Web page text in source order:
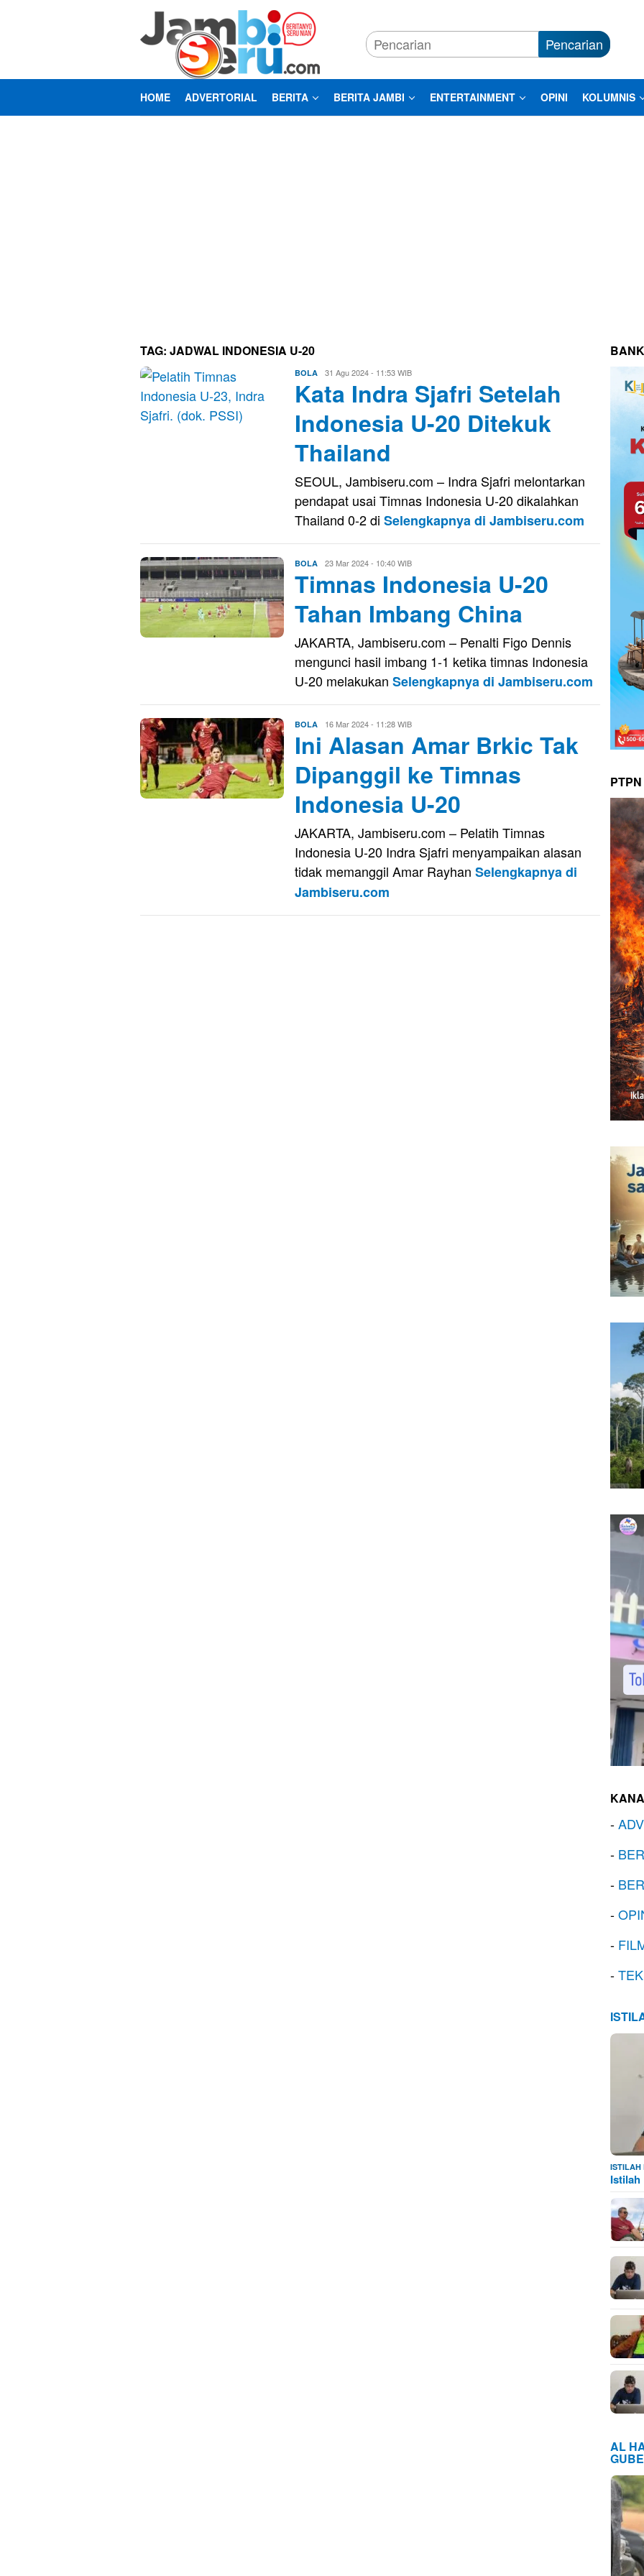
Pencarian
HOME ADVERTORIAL BERITA BERITA JAMBI ENTERTAINMENT OPINI KOLUMNIS
TAG: JADWAL INDONESIA U-20
BOLA Eri31 Agu 2024 - 11:53 WIB
Kata Indra Sjafri Setelah
Indonesia U-20 Ditekuk
Thailand
SEOUL, Jambiseru.com – Indra Sjafri melontarkan
pendapat usai Timnas Indonesia U-20 dikalahkan
Thailand 0-2 di Selengkapnya di Jambiseru.com
BOLA Eri23 Mar 2024 - 10:40 WIB
Timnas Indonesia U-20
Tahan Imbang China
JAKARTA, Jambiseru.com – Penalti Figo Dennis
mengunci hasil imbang 1-1 ketika timnas Indonesia
U-20 melakukan Selengkapnya di Jambiseru.com
BOLA Eri
Saputra
16 Mar 2024 - 11:28 WIB
Ini Alasan Amar Brkic Tak
Dipanggil ke Timnas
Indonesia U-20
JAKARTA, Jambiseru.com – Pelatih Timnas
Indonesia U-20 Indra Sjafri menyampaikan alasan
tidak memanggil Amar Rayhan Selengkapnya di
Jambiseru.com
-
-
-
-
-
-
ISTILAH
Istilah
AL